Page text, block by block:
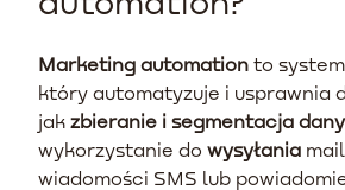
Marketing automation to
który automatyzuje i usprawnia
jak zbieranie i segmentacja
wykorzystanie do wysyłania
wiadomości SMS lub